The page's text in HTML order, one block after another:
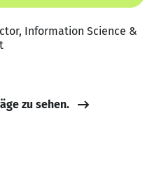
Information Science &
zu sehen.